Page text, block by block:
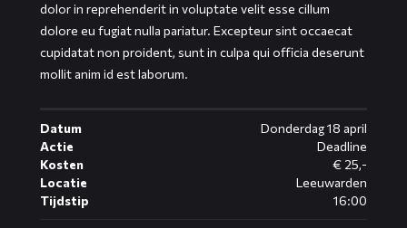
dolor in reprehenderit in voluptate velit esse cillum
dolore eu fugiat nulla pariatur. Excepteur sint occaecat
cupidatat non proident, sunt in culpa qui officia deserunt
mollit anim id est laborum.
Datum
Donderdag 18 april
Actie
Deadline
Kosten
€ 25,-
Locatie
Leeuwarden
Tijdstip
16:00